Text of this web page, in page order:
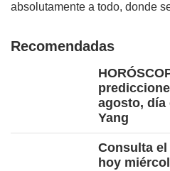
absolutamente a todo, donde
Recomendadas
agosto, día
Yang
Consulta
hoy